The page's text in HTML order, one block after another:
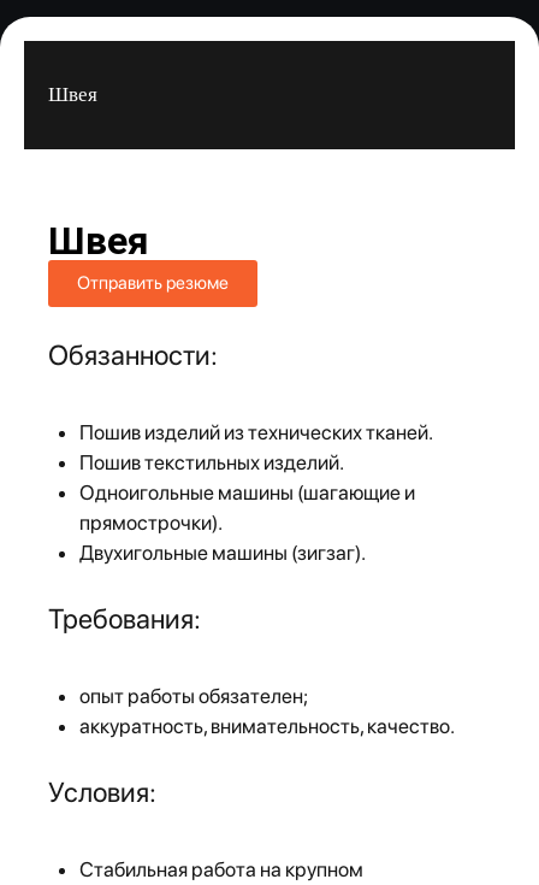
Швея
Швея
Отправить резюме
Обязанности:
Пошив изделий из технических тканей.
Пошив текстильных изделий.
Одноигольные машины (шагающие и
прямострочки).
Двухигольные машины (зигзаг).
Требования:
опыт работы обязателен;
аккуратность, внимательность, качество.
Условия:
Стабильная работа на крупном